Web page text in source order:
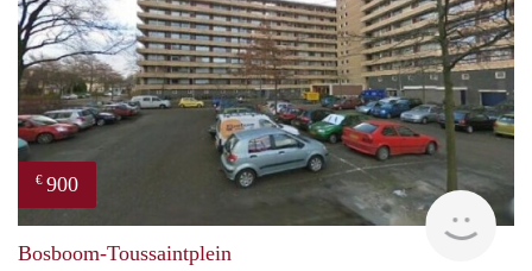
€ 900
Bosboom-Toussaintplein